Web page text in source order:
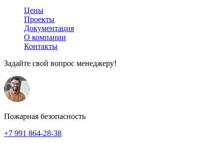
Цены
Проекты
Документация
О компании
Контакты
Задайте свой вопрос менеджеру!
Пожарная безопасность
+7 991 864-28-38